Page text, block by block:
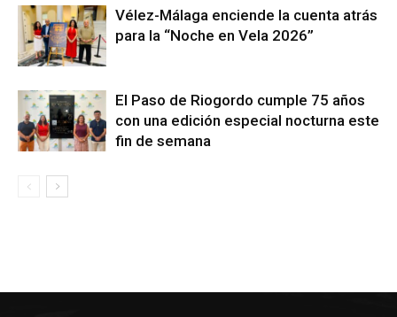
Vélez-Málaga enciende la cuenta atrás
para la “Noche en Vela 2026”
El Paso de Riogordo cumple 75 años
con una edición especial nocturna este
fin de semana